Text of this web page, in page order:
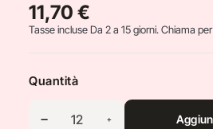
11,70 €
Tasse incluseDa 2 a 15 giorni. Chiama
Quantità